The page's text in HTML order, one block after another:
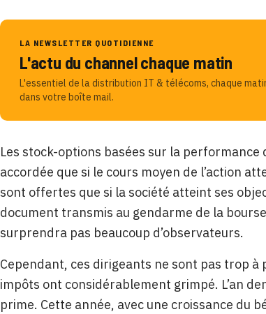
LA NEWSLETTER QUOTIDIENNE
L'actu du channel chaque matin
L'essentiel de la distribution IT & télécoms, chaque
dans votre boîte mail.
Les stock-options basées sur la performance
accordée que si le cours moyen de l’action
sont offertes que si la société atteint ses
document transmis au gendarme de la
surprendra pas beaucoup d’observateurs.
Cependant, ces dirigeants ne sont pas trop à
impôts ont considérablement grimpé. L’an
prime. Cette année, avec une croissance du